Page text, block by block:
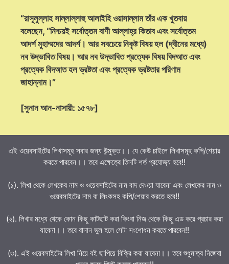
“রাসূলুল্লাহ সাল্লাল্লাহু আলাইহি ওয়াসাল্লাম তাঁর এক খুতবায়
বলেছেন, “নিশ্চয়ই সর্বোত্তম বাণী আল্লাহ্‌র কিতাব এবং সর্বোত্তম
আদর্শ মুহাম্মদের আদর্শ। আর সবচেয়ে নিকৃষ্ট বিষয় হল (দ্বীনের মধ্যে)
নব উদ্ভাবিত বিষয়। আর নব উদ্ভাবিত প্রত্যেক বিষয় বিদআত এবং
প্রত্যেক বিদআত হল ভ্রষ্টতা এবং প্রত্যেক ভ্রষ্টতার পরিণাম
জাহান্নাম।”
[সুনান আন-নাসায়ী: ১৫৭৮]
এই ওয়েবসাইটের লিখাসমূহ সবার জন্য উন্মুক্ত।। যে কেউ চাইলে লিখাসমূহ কপি/শেয়ার
করতে পারবেন।। তবে এক্ষেত্রে তিনটি শর্ত প্রযোজ্য হবে!!
(১). লিখা থেকে লেখকের নাম ও ওয়েবসাইটের নাম বাদ দেওয়া যাবেনা এবং লেখকের নাম ও
ওয়েবসাইটের নাম বা লিংকসহ কপি/শেয়ার করতে হবে!!
(২). লিখার মধ্যে থেকে কোন কিছু কাটছাট করা কিংবা নিজ থেকে কিছু এড করে প্রচার করা
যাবেনা।। তবে বানান ভুল হলে সেটা সংশোধন করতে পারবেন!!
(৩). এই ওয়েবসাইটের লিখা নিয়ে বই ছাপিয়ে বিক্রি করা যাবেনা।। তবে শুধুমাত্র নিজেরা